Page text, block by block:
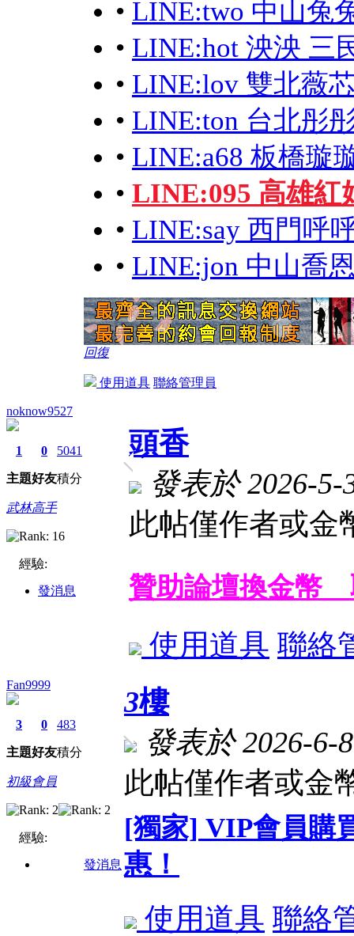
• LINE:two 中山兔
• LINE:hot 泱泱 三
• LINE:lov 雙北薇
• LINE:ton 台北彤
• LINE:a68 板橋璇
• LINE:095 高雄紅
• LINE:say 西門呼
• LINE:jon 中山喬
回復
使用道具 聯絡管理員
noknow9527
1
主題
0
好友
5041
積分
武林高手
經驗:
發消息
頭香
發表於 2026-5-
此帖僅作者或金
贊助論壇換金幣
使用道具 聯絡
Fan9999
3
主題
0
好友
483
積分
初級會員
經驗:
發消息
3樓
發表於 2026-6-
此帖僅作者或金
[獨家] VIP會員購
惠！
使用道具 聯絡